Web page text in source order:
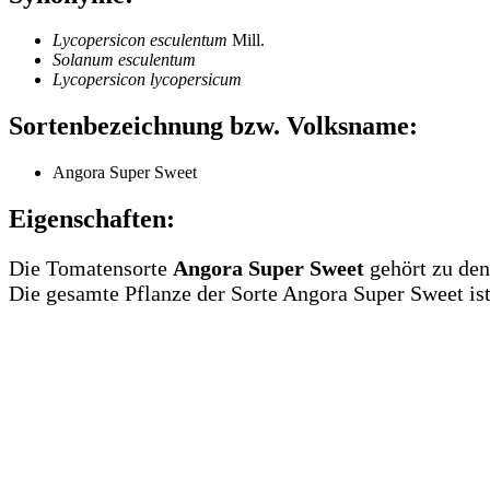
Lycopersicon esculentum Mill.
Solanum esculentum
Lycopersicon lycopersicum
Sortenbezeichnung bzw. Volksname:
Angora Super Sweet
Eigenschaften:
Die Tomatensorte Angora Super Sweet gehört zu
Die gesamte Pflanze der Sorte Angora Super Sweet